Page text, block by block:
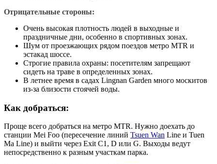
Отрицательные стороны:
Очень высокая плотность людей в выходные и
праздничные дни, особенно в спортивных зонах.
Шум от проезжающих рядом поездов метро MTR и
эстакад шоссе.
Строгие правила охраны: посетителям запрещают
сидеть на траве в определенных зонах.
В летнее время в садах Lingnan Garden много москитов
из-за близости стоячей воды.
Как добраться:
Проще всего добраться на метро MTR. Нужно доехать до
станции Mei Foo (пересечение линий Tsuen Wan Line и Tuen
Ma Line) и выйти через Exit C1, D или G. Выходы ведут
непосредственно к разным участкам парка.